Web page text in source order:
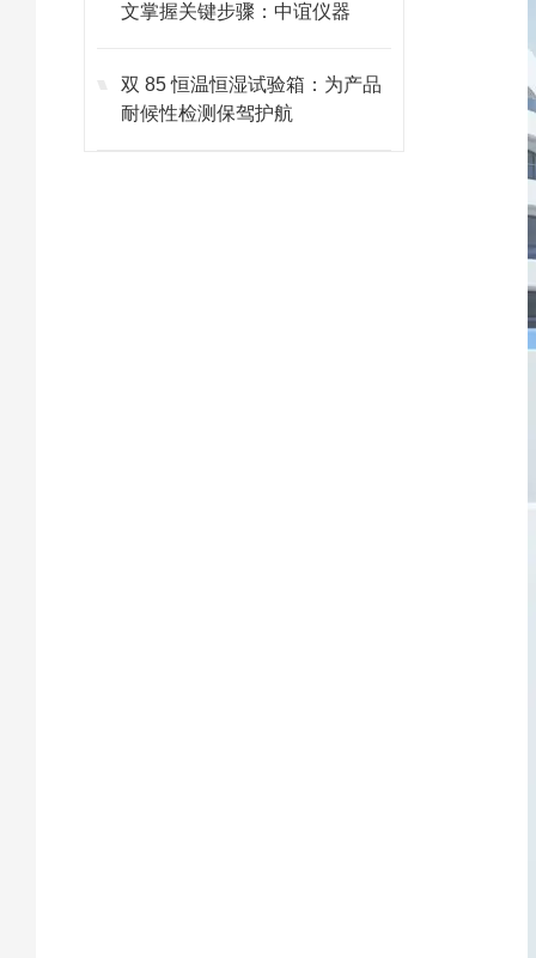
文掌握关键步骤：中谊仪器
双 85 恒温恒湿试验箱：为产品
耐候性检测保驾护航